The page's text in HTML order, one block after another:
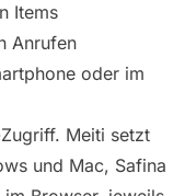
Items
Anrufen
oder im
Meiti setzt
und Mac, Safina